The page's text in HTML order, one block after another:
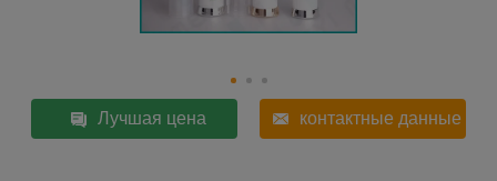
Лучшая цена контактные данные